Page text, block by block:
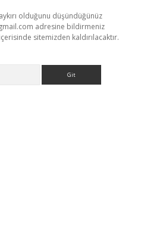
olduğunu düşündüğünüz
adresine bildirmeniz
sitemizden kaldırılacaktır.